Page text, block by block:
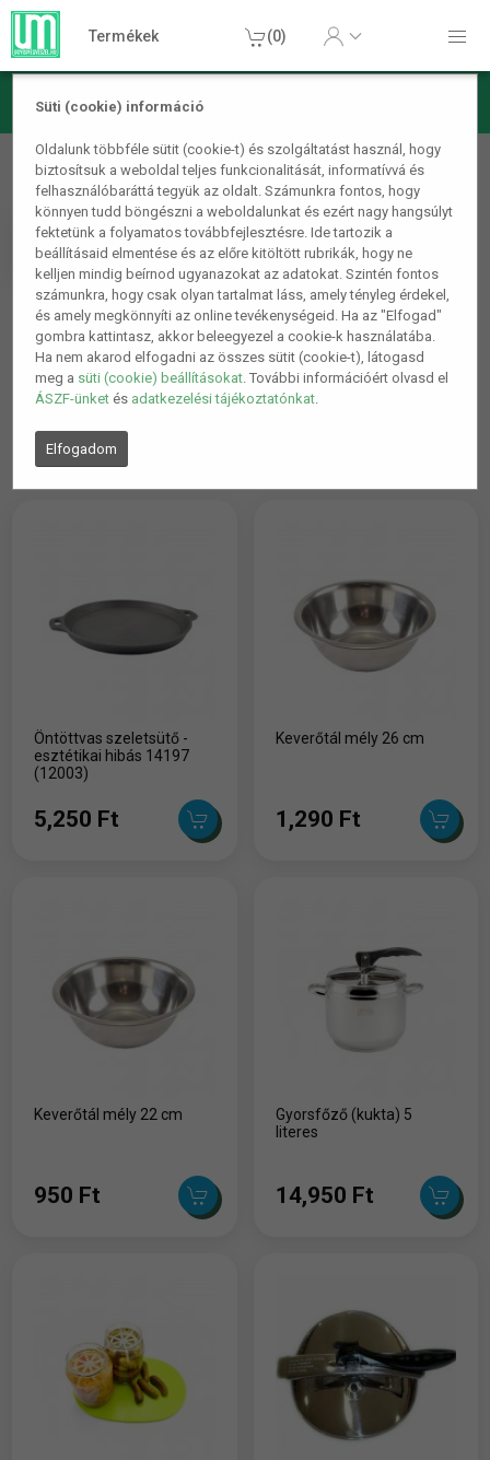
Süti (cookie) információ
Oldalunk többféle sütit (cookie-t) és szolgáltatást használ, hogy
biztosítsuk a weboldal teljes funkcionalitását, informatívvá és
felhasználóbaráttá tegyük az oldalt. Számunkra fontos, hogy
könnyen tudd böngészni a weboldalunkat és ezért nagy hangsúlyt
fektetünk a folyamatos továbbfejlesztésre. Ide tartozik a
beállításaid elmentése és az előre kitöltött rubrikák, hogy ne
kelljen mindig beírnod ugyanazokat az adatokat. Szintén fontos
számunkra, hogy csak olyan tartalmat láss, amely tényleg érdekel,
és amely megkönnyíti az online tevékenységeid. Ha az "Elfogad"
gombra kattintasz, akkor beleegyezel a cookie-k használatába.
Ha nem akarod elfogadni az összes sütit (cookie-t), látogasd
meg a süti (cookie) beállításokat. További információért olvasd el
ÁSZF-ünket és adatkezelési tájékoztatónkat.
Elfogadom
Termékek (0)
Konyhai termékek
Edények
Indukciós Edények
1 2 5.
Öntöttvas szeletsütő -
esztétikai hibás 14197
(12003)
5,250 Ft
Keverőtál mély 26 cm
1,290 Ft
Keverőtál mély 22 cm
950 Ft
Gyorsfőző (kukta) 5
literes
14,950 Ft